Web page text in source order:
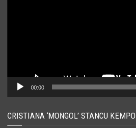
00:00
CRISTIANA ‘MONGOL’ STANCU KEMPO